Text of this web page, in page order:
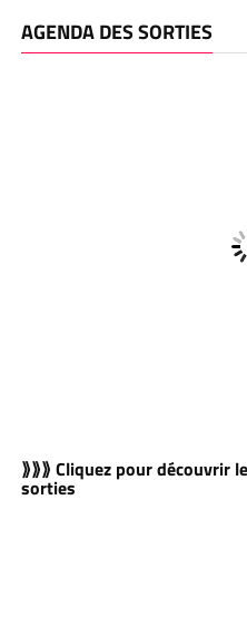
AGENDA DES SORTIES
⟫⟫⟫ Cliquez pour découvrir
sorties